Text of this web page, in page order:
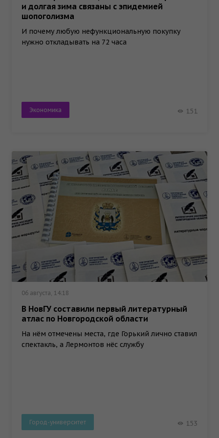
и долгая зима связаны с эпидемией
шопоголизма
И почему любую нефункциональную покупку
нужно откладывать на 72 часа
Экономика 151
06 августа, 14:18
В НовГУ составили первый литературный
атлас по Новгородской области
На нём отмечены места, где Горький лично ставил
спектакль, а Лермонтов нёс службу
Город-университет 153